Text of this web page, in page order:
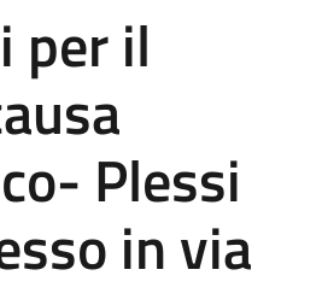
per il
Plessi
in via